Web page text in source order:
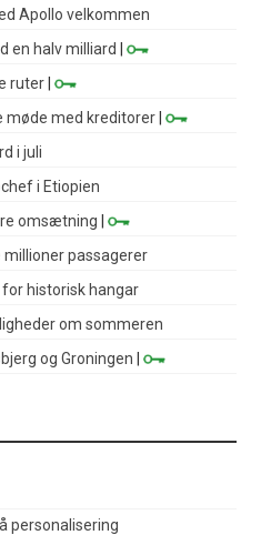
Apollo velkommen
en halv milliard
|
ruter |
med kreditorer |
i juli
i Etiopien
omsætning |
millioner passagerer
for historisk hangar
om sommeren
og Groningen |
personalisering